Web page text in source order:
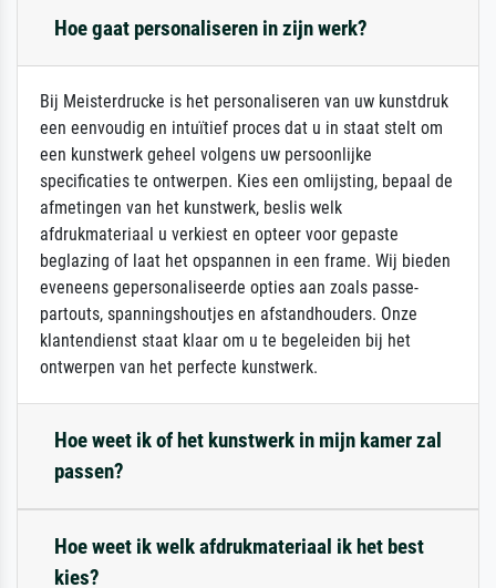
Hoe gaat personaliseren in zijn werk?
Bij Meisterdrucke is het personaliseren van uw kunstdruk
een eenvoudig en intuïtief proces dat u in staat stelt om
een kunstwerk geheel volgens uw persoonlijke
specificaties te ontwerpen. Kies een omlijsting, bepaal de
afmetingen van het kunstwerk, beslis welk
afdrukmateriaal u verkiest en opteer voor gepaste
beglazing of laat het opspannen in een frame. Wij bieden
eveneens gepersonaliseerde opties aan zoals passe-
partouts, spanningshoutjes en afstandhouders. Onze
klantendienst staat klaar om u te begeleiden bij het
ontwerpen van het perfecte kunstwerk.
Hoe weet ik of het kunstwerk in mijn kamer zal
passen?
Hoe weet ik welk afdrukmateriaal ik het best
kies?